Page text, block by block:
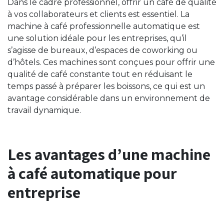
Dans le cadre professionnel, offrir un café de qualité
à vos collaborateurs et clients est essentiel. La
machine à café professionnelle automatique est
une solution idéale pour les entreprises, qu’il
s’agisse de bureaux, d’espaces de coworking ou
d’hôtels. Ces machines sont conçues pour offrir une
qualité de café constante tout en réduisant le
temps passé à préparer les boissons, ce qui est un
avantage considérable dans un environnement de
travail dynamique.
Les avantages d’une machine
à café automatique pour
entreprise